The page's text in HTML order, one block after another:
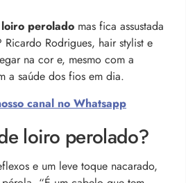
loiro perolado mas fica assustada
Rodrigues, hair stylist e
na cor e, mesmo com a
a saúde dos fios em dia.
canal no Whatsapp
loiro perolado?
e um leve toque nacarado,